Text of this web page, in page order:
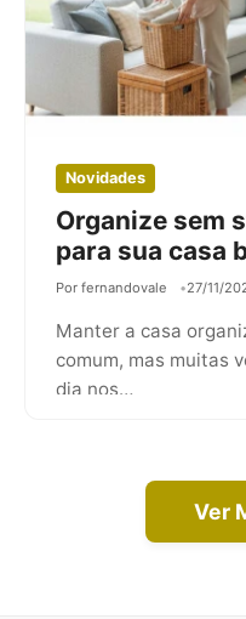
Novidades
Organize sem
para sua casa
Por fernandovale 27/11/
Manter a casa
comum, mas muitas
dia nos…
Ver